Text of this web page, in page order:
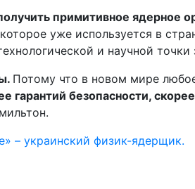
примитивное ядерное
уже используется в
и научной
Потому что в новом мире
безопасности,
– украинский физик-ядерщик.